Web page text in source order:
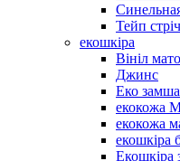
Тейп
екошкіра
Вініл
Джинс
Еко
екокожа
екокожа
екошкіра
Екошкіра